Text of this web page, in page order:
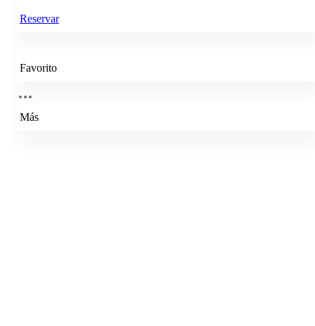
Reservar
Favorito
Más